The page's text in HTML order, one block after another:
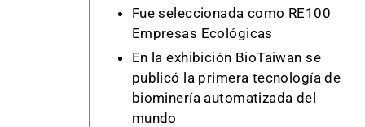
Fue seleccionada como RE100
Empresas Ecológicas
En la exhibición BioTaiwan se
publicó la primera tecnología de
biominería automatizada del
mundo